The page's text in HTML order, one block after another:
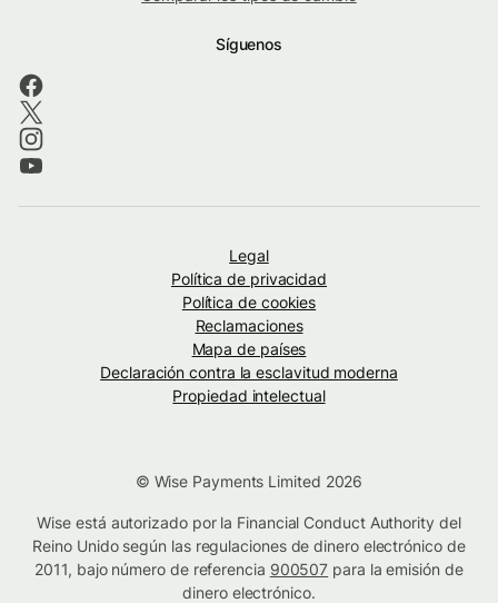
Síguenos
Legal
Política de privacidad
Política de cookies
Reclamaciones
Mapa de países
Declaración contra la esclavitud moderna
Propiedad intelectual
© Wise Payments Limited 2026
Wise está autorizado por la Financial Conduct Authority del
Reino Unido según las regulaciones de dinero electrónico de
2011, bajo número de referencia 900507 para la emisión de
dinero electrónico.